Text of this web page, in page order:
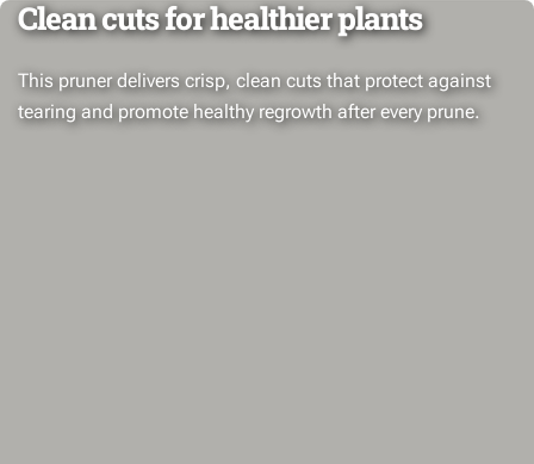
Clean cuts for healthier plants
This pruner delivers crisp, clean cuts that protect against
tearing and promote healthy regrowth after every prune.